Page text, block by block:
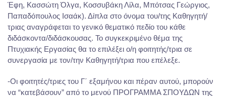
Έφη, Κασσώτη Όλγα, Κοσσυβάκη Λίλα, Μπότσας Γεώργιος,
Παπαδόπουλος Ισαάκ). Δίπλα στο όνομα του/της Καθηγητή/
τριας αναγράφεται το γενικό θεματικό πεδίο του κάθε
διδάσκοντα/διδάσκουσας. Το συγκεκριμένο θέμα της
Πτυχιακής Εργασίας θα το επιλέξει ο/η φοιτητής/τρια σε
συνεργασία με τον/την Καθηγητή/τρια που επέλεξε.
-Οι φοιτητές/τριες του Γ΄ εξαμήνου και πέραν αυτού, μπορούν
να “κατεβάσουν” από το μενού ΠΡΟΓΡΑΜΜΑ ΣΠΟΥΔΩΝ της